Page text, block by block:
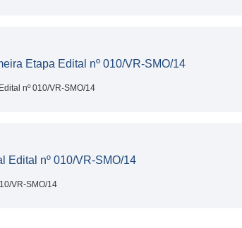
Etapa Edital nº 010/VR-SMO/14
nº 010/VR-SMO/14
Edital nº 010/VR-SMO/14
VR-SMO/14